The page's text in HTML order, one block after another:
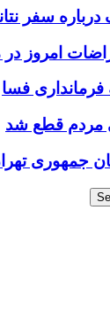
سفر
امروز
مردم قطع شد
جمهوری